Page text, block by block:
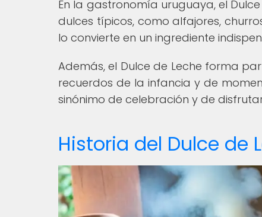
En la gastronomía uruguaya, el
dulces típicos, como alfajores,
lo convierte en un ingrediente
Además, el Dulce de Leche forma
recuerdos de la infancia y de
sinónimo de celebración y de
Historia del Dulce de